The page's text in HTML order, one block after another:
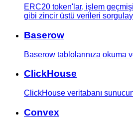
ERC20 token'lar, işlem
gibi zincir üstü verileri
Baserow
Baserow tablolarınıza okuma
ClickHouse
ClickHouse veritabanı
Convex